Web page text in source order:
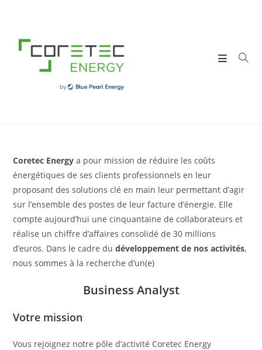
content
Coretec Energy a pour mission de réduire les coûts
énergétiques de ses clients professionnels en leur
proposant des solutions clé en main leur permettant d’agir
sur l’ensemble des postes de leur facture d’énergie. Elle
compte aujourd’hui une cinquantaine de collaborateurs et
réalise un chiffre d’affaires consolidé de 30 millions
d’euros. Dans le cadre dudéveloppement de nos activités,
nous sommes à la recherche d’un(e)
Business Analyst
Votre mission
Vous rejoignez notre pôle d’activité Coretec Energy